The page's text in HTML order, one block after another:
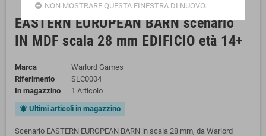
EASTERN EUROPEAN BARN scenario
IN MDF scala 28 mm EDIFICIO età 14+
Marca
Warlord Games
Riferimento
SLC0004
In magazzino
1 Articolo
notifications_active Ultimi articoli in magazzino
Scenario EASTERN EUROPEAN BARN in scala 28 mm, da Warlord
NON MOSTRARE QUESTA FINESTRA DI NUOVO.